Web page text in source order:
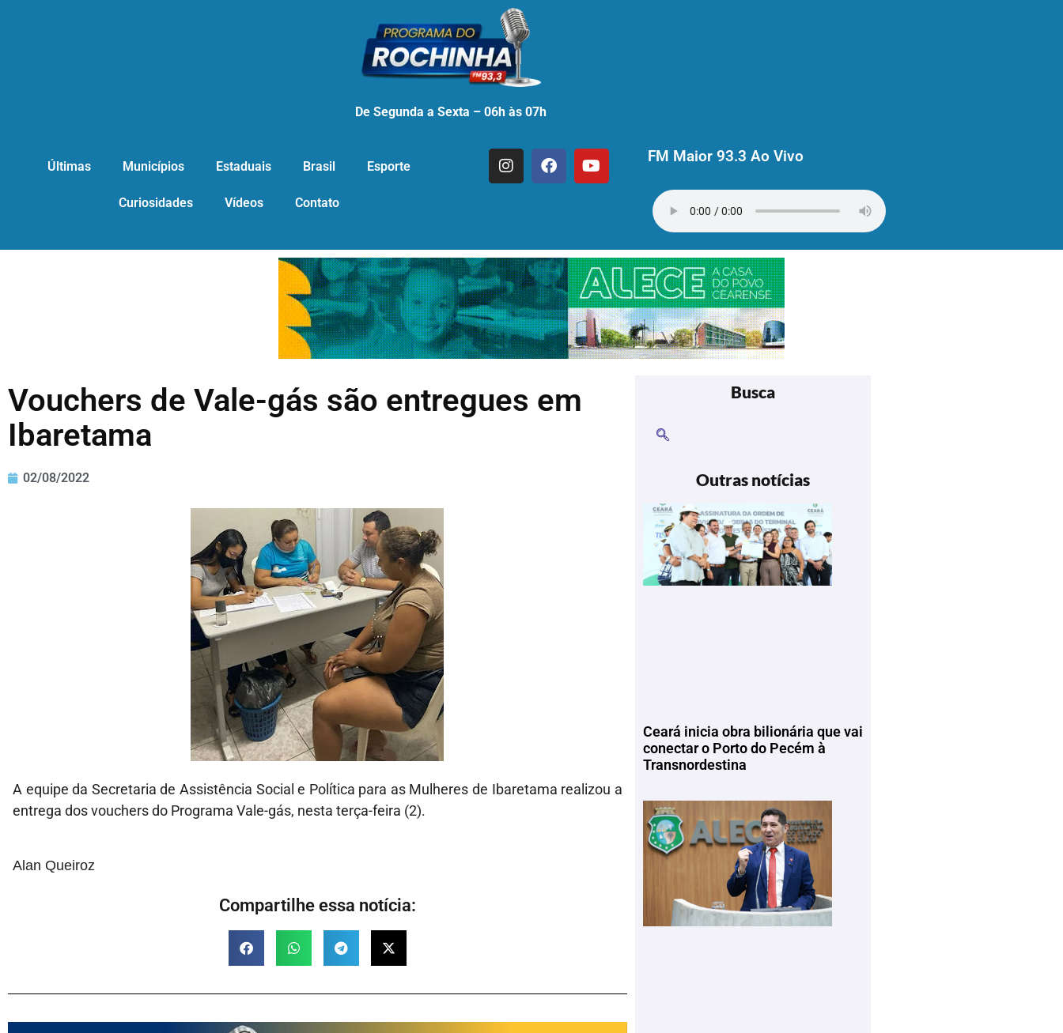
De Segunda a Sexta – 06h às 07h
Últimas Municípios Estaduais Brasil Esporte
Curiosidades Vídeos Contato
FM Maior 93.3 Ao Vivo
Vouchers de Vale-gás são entregues em
Ibaretama
02/08/2022
A equipe da Secretaria de Assistência Social e Política para as Mulheres de Ibaretama realizou a
entrega dos vouchers do Programa Vale-gás, nesta terça-feira (2).
Alan Queiroz
Compartilhe essa notícia:
Busca
Outras notícias
Ceará inicia obra bilionária que vai
conectar o Porto do Pecém à
Transnordestina